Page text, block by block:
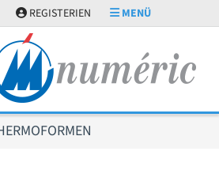
REGISTERIEN MENÜ